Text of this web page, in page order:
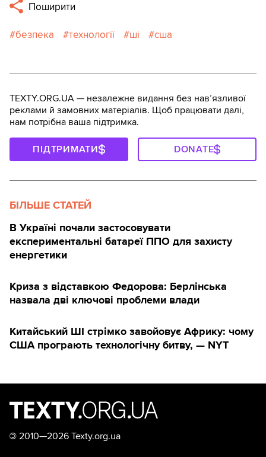
Поширити
безпека технології ші сша
TEXTY.ORG.UA — незалежне видання без навʼязливої
реклами й замовних матеріалів. Щоб працювати далі,
нам потрібна ваша підтримка.
ПІДТРИМАТИ DONATE
БІЛЬШЕ СТАТЕЙ
В Україні почали застосовувати
експериментальні батареї ППО для захисту
енергетики
Криза з відставкою Федорова: Берлінська
назвала дві ключові проблеми влади
Китайський ШІ стрімко завойовує Африку: чому
США програють технологічну битву, — NYT
© 2010—2026 Texty.org.ua